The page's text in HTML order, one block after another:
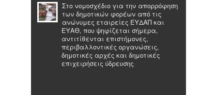
Στο νομοσχέδιο για την απορρόφηση
των δημοτικών φορέων από τις
ανώνυμες εταιρείες ΕΥΔΑΠ και
ΕΥΑΘ, που ψηφίζεται σήμερα,
αντιτίθενται επιστήμονες,
περιβαλλοντικές οργανώσεις,
δημοτικές αρχές και δημοτικές
επιχειρήσεις ύδρευσης